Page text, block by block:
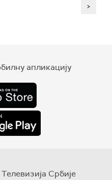
>
апликацију
Србије